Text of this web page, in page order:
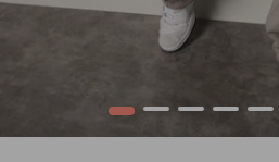
1 2 3 4 5